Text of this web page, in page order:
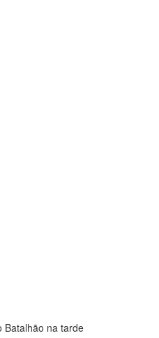
Batalhão na tarde